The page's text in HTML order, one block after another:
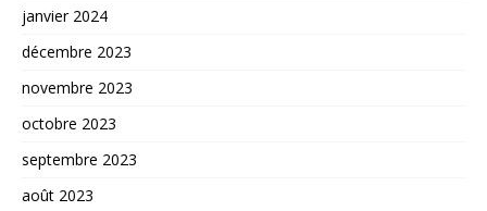
janvier 2024
décembre 2023
novembre 2023
octobre 2023
septembre 2023
août 2023